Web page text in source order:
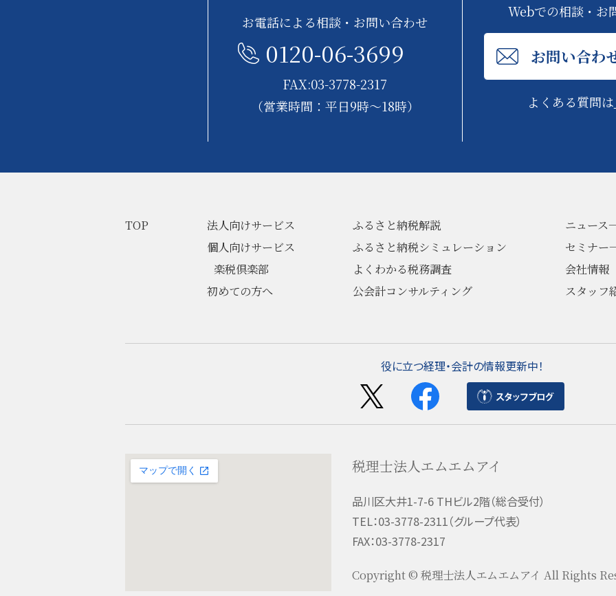
お電話による相談・お問い合わせ
0120-06-3699
FAX:03-3778-2317
（営業時間：平日9時～18時）
Webでの相談・お
お問い合わ
よくある質問は
TOP
法人向けサービス
個人向けサービス
楽税倶楽部
初めての方へ
ふるさと納税解説
ふるさと納税シミュレーション
よくわかる税務調査
公会計コンサルティング
ニュース
セミナー
会社情報
スタッフ
税理士法人エムエムアイ
品川区大井1-7-6 THビル2階（総合受付）
TEL：03-3778-2311（グループ代表）
FAX：03-3778-2317
役に立つ経理・会計の情報更新中！
Copyright © 税理士法人エムエムアイ All Rights